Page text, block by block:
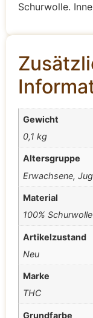
Schurwolle.
Gewicht
0,1 kg
Altersgruppe
Erwachsene,
Material
100% Schurwolle
Artikelzustand
Neu
Marke
THC
Grundfarbe